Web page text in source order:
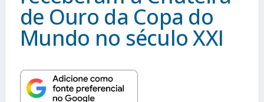
de Ouro da Copa do
Mundo no século XXI